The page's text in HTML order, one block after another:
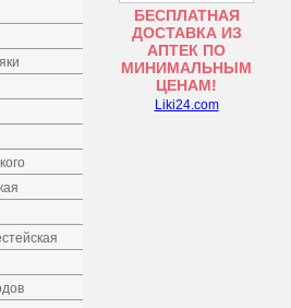
БЕСПЛАТНАЯ
ДОСТАВКА ИЗ
АПТЕК ПО
МИНИМАЛЬНЫМ
ЦЕНАМ!
Liki24.com